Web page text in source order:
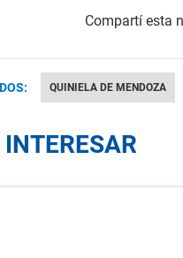
QUINIELA DE MENDOZA